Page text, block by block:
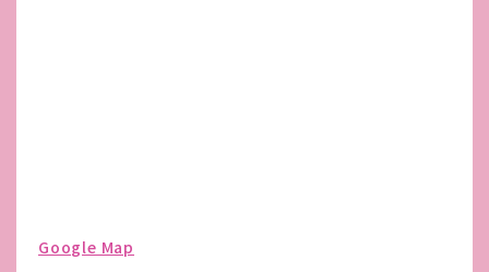
Google Map